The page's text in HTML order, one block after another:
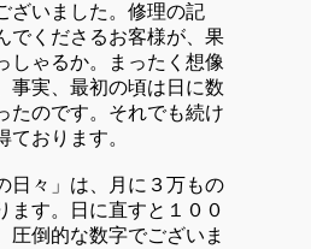
ざいました。修理の記
でくださるお客様が、果
しゃるか。まったく想像
事実、最初の頃は日に数
たのです。それでも続け
ております。
日々」は、月に３万もの
ます。日に直すと１００
圧倒的な数字でございま